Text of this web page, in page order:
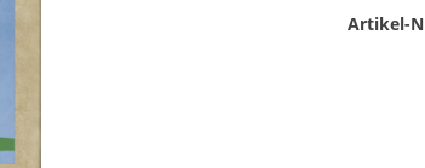
Artikel-